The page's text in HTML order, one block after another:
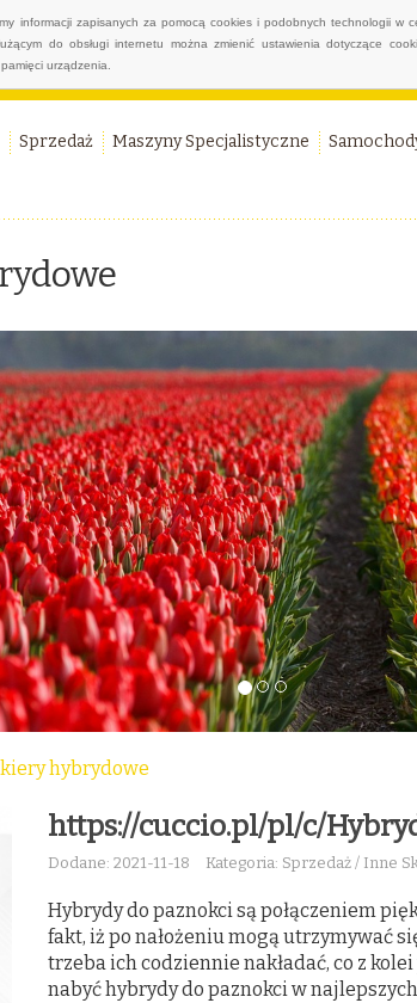
informacji zapisanych za pomocą cookies i podobnych technologii w
do obsługi internetu można zmienić ustawienia dotyczące
urządzenia.
Sprzedaż Maszyny Specjalistyczne
hybrydowe
https://cuccio.pl/pl/c/
Dodane: 2021-11-18 Kategoria: Sprzedaż / Inne
Hybrydy do paznokci są połączeniem
fakt, iż po nałożeniu mogą utrzymywać
trzeba ich codziennie nakładać, co z
nabyć hybrydy do paznokci w